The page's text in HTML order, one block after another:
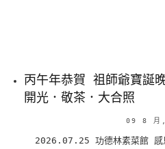
丙午年恭賀 祖師爺寶誕
開光．敬茶．大合照
09 8 月
2026.07.25 功德林素菜館 感